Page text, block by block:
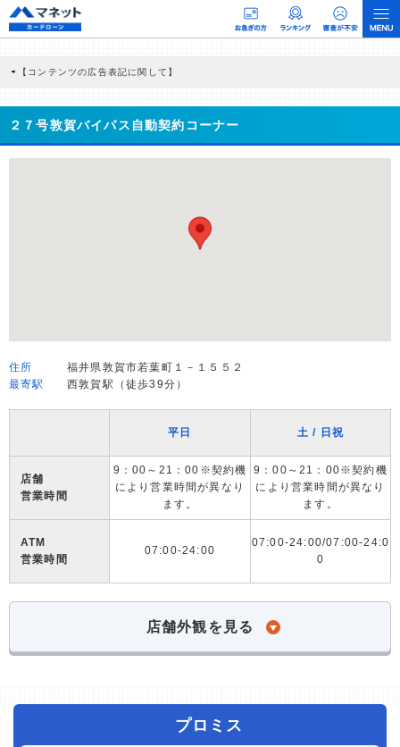
【コンテンツの広告表記に関して】
商品を根拠なくPRするものではなく、当編集部の調査／ユーザーへの口コミ収集な
どに基づき、公平性を担保した情報提供を行っています。
>提携企業一覧
２７号敦賀バイパス自動契約コーナー
住所
福井県敦賀市若葉町１－１５５２
最寄駅
西敦賀駅（徒歩39分）
平日 土 / 日祝
店舗
営業時間
9：00～21：00※契約機
により営業時間が異なり
ます。
9：00～21：00※契約機
により営業時間が異なり
ます。
ATM
営業時間
07:00-24:00
07:00-24:00/07:00-24:0
0
店舗外観を見る
プロミス